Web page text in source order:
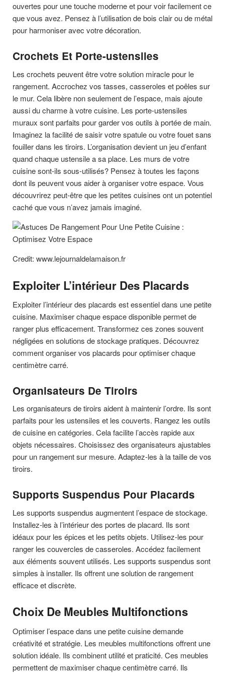
ouvertes pour une touche moderne et pour voir facilement ce
que vous avez. Pensez à l’utilisation de bois clair ou de métal
pour harmoniser avec votre décoration.
Crochets Et Porte-ustensiles
Les crochets peuvent être votre solution miracle pour le
rangement. Accrochez vos tasses, casseroles et poêles sur
le mur. Cela libère non seulement de l’espace, mais ajoute
aussi du charme à votre cuisine. Les porte-ustensiles
muraux sont parfaits pour garder vos outils à portée de main.
Imaginez la facilité de saisir votre spatule ou votre fouet sans
fouiller dans les tiroirs. L’organisation devient un jeu d’enfant
quand chaque ustensile a sa place. Les murs de votre
cuisine sont-ils sous-utilisés? Pensez à toutes les façons
dont ils peuvent vous aider à organiser votre espace. Vous
découvrirez peut-être que les petites cuisines ont un potentiel
caché que vous n’avez jamais imaginé.
Credit: www.lejournaldelamaison.fr
Exploiter L’intérieur Des Placards
Exploiter l’intérieur des placards est essentiel dans une petite
cuisine. Maximiser chaque espace disponible permet de
ranger plus efficacement. Transformez ces zones souvent
négligées en solutions de stockage pratiques. Découvrez
comment organiser vos placards pour optimiser chaque
centimètre carré.
Organisateurs De Tiroirs
Les organisateurs de tiroirs aident à maintenir l’ordre. Ils sont
parfaits pour les ustensiles et les couverts. Rangez les outils
de cuisine en catégories. Cela facilite l’accès rapide aux
objets nécessaires. Choisissez des organisateurs ajustables
pour un rangement sur mesure. Adaptez-les à la taille de vos
tiroirs.
Supports Suspendus Pour Placards
Les supports suspendus augmentent l’espace de stockage.
Installez-les à l’intérieur des portes de placard. Ils sont
idéaux pour les épices et les petits objets. Utilisez-les pour
ranger les couvercles de casseroles. Accédez facilement
aux éléments souvent utilisés. Les supports suspendus sont
simples à installer. Ils offrent une solution de rangement
efficace et discrète.
Choix De Meubles Multifonctions
Optimiser l’espace dans une petite cuisine demande
créativité et stratégie. Les meubles multifonctions offrent une
solution idéale. Ils combinent utilité et praticité. Ces meubles
permettent de maximiser chaque centimètre carré. Ils